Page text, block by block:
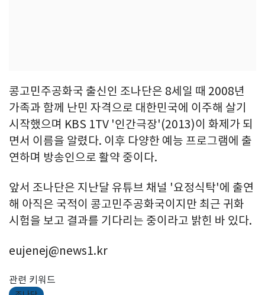
콩고민주공화국 출신인 조나단은 8세일 때 2008년
가족과 함께 난민 자격으로 대한민국에 이주해 살기
시작했으며 KBS 1TV '인간극장'(2013)이 화제가 되
면서 이름을 알렸다. 이후 다양한 예능 프로그램에 출
연하며 방송인으로 활약 중이다.
앞서 조나단은 지난달 유튜브 채널 '요정식탁'에 출연
해 아직은 국적이 콩고민주공화국이지만 최근 귀화
시험을 보고 결과를 기다리는 중이라고 밝힌 바 있다.
eujenej@news1.kr
관련 키워드